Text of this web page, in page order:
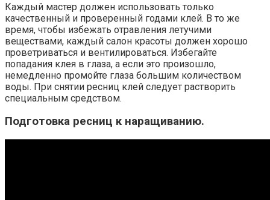
Каждый мастер должен использовать только
качественный и проверенный годами клей. В то же
время, чтобы избежать отравления летучими
веществами, каждый салон красоты должен хорошо
проветриваться и вентилироваться. Избегайте
попадания клея в глаза, а если это произошло,
немедленно промойте глаза большим количеством
воды. При снятии ресниц клей следует растворить
специальным средством.
Подготовка ресниц к наращиванию.